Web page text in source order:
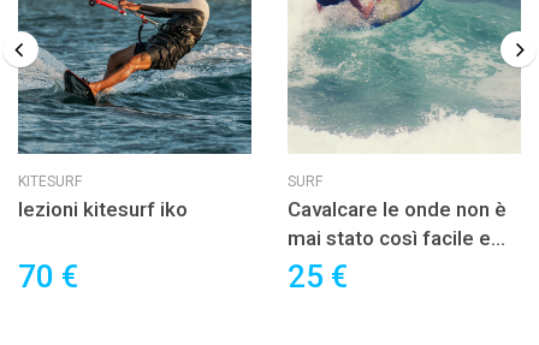
KITESURF
lezioni kitesurf iko
70 €
SURF
Cavalcare le onde non è
mai stato così facile e
divertente
25 €